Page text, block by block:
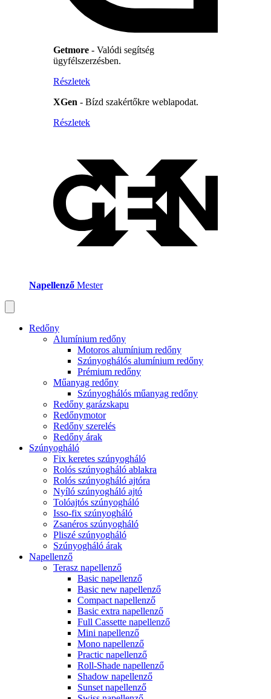
Getmore - Valódi segítség
ügyfélszerzésben.
Részletek
XGen - Bízd szakértőkre weblapodat.
Részletek
Napellenző Mester
Redőny
Alumínium redőny
Motoros alumínium redőny
Szúnyoghálós alumínium redőny
Prémium redőny
Műanyag redőny
Szúnyoghálós műanyag redőny
Redőny garázskapu
Redőnymotor
Redőny szerelés
Redőny árak
Szúnyogháló
Fix keretes szúnyogháló
Rolós szúnyogháló ablakra
Rolós szúnyogháló ajtóra
Nyíló szúnyogháló ajtó
Tolóajtós szúnyogháló
Isso-fix szúnyogháló
Zsanéros szúnyogháló
Pliszé szúnyogháló
Szúnyogháló árak
Napellenző
Terasz napellenző
Basic napellenző
Basic new napellenző
Compact napellenző
Basic extra napellenző
Full Cassette napellenző
Mini napellenző
Mono napellenző
Practic napellenző
Roll-Shade napellenző
Shadow napellenző
Sunset napellenző